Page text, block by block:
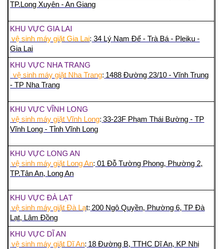
TP.Long Xuyên - An Giang
KHU VỰC GIA LAI
vệ sinh máy giặt Gia Lai: 34 Lý Nam Đế - Trà Bá - Pleiku -
Gia Lai
KHU VỰC NHA TRANG
vệ sinh máy giặt Nha Trang: 1488 Đường 23/10 - Vĩnh Trung
- TP Nha Trang
KHU VỰC VĨNH LONG
vệ sinh máy giặt Vĩnh Long: 33-23F Phạm Thái Bường - TP
Vĩnh Long - Tỉnh Vĩnh Long
KHU VỰC LONG AN
vệ sinh máy giặt Long An: 01 Đỗ Tường Phong, Phường 2,
TP.Tân An, Long An
KHU VỰC ĐÀ LẠT
vệ sinh máy giặt Đà Lạt: 200 Ngô Quyền, Phường 6, TP Đà
Lạt, Lâm Đồng
KHU VỰC DĨ AN
vệ sinh máy giặt Dĩ An: 18 Đường B, TTHC Dĩ An, KP Nhị